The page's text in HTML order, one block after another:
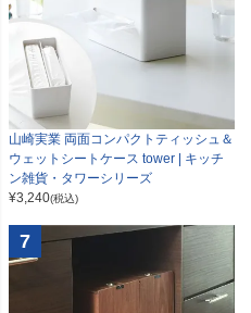
山崎実業 両面コンパクトティッシュ＆
ウェットシートケース tower | キッチ
ン雑貨・タワーシリーズ
¥3,240(税込)
7